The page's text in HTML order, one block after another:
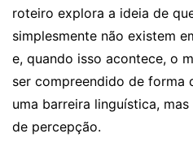
roteiro explora a ideia de
simplesmente não existem
e, quando isso acontece, o
ser compreendido de forma
uma barreira linguística,
de percepção.